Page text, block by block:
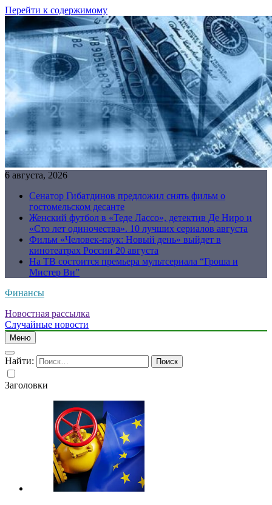
Перейти к содержимому
6 августа, 2026
Сенатор Гибатдинов предложил снять фильм о
гостомельском десанте
Женский футбол в «Теде Лассо», детектив Де Ниро и
«Сто лет одиночества». 10 лучших сериалов августа
Фильм «Человек-паук: Новый день» выйдет в
кинотеатрах России 20 августа
На ТВ состоится премьера мультсериала “Гроша и
Мистер Ви”
Финансы
Новостная рассылка
Случайные новости
Меню
Найти:
Заголовки